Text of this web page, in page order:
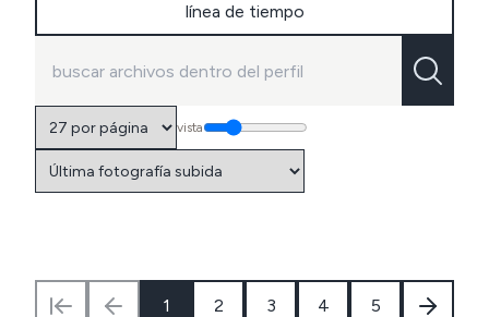
línea de tiempo
vista
1 2 3 4 5